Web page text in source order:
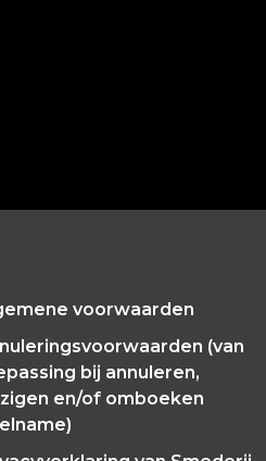
voorwaarden
(van
bij annuleren,
en/of omboeken